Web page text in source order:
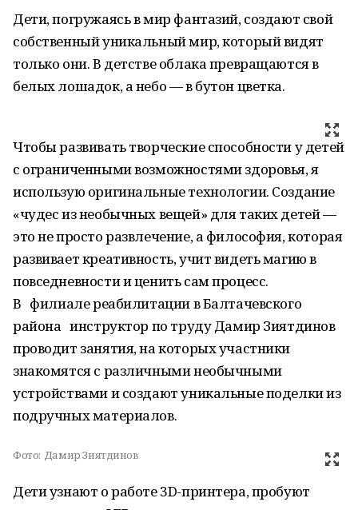
Дети, погружаясь в мир фантазий, создают свой
собственный уникальный мир, который видят
только они. В детстве облака превращаются в
белых лошадок, а небо — в бутон цветка.
Чтобы развивать творческие способности у детей
с ограниченными возможностями здоровья, я
использую оригинальные технологии. Создание
«чудес из необычных вещей» для таких детей —
это не просто развлечение, а философия, которая
развивает креативность, учит видеть магию в
повседневности и ценить сам процесс.
В филиале реабилитации в Балтачевского
района инструктор по труду Дамир Зиятдинов
проводит занятия, на которых участники
знакомятся с различными необычными
устройствами и создают уникальные поделки из
подручных материалов.
Фото: Дамир Зиятдинов
Дети узнают о работе 3D-принтера, пробуют